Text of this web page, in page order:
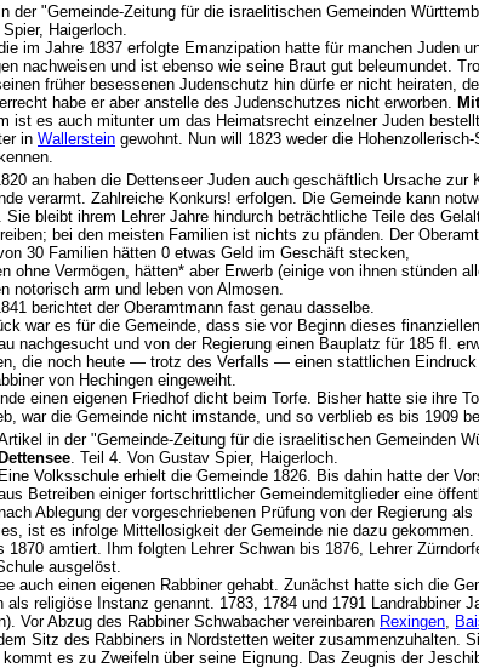
der "Gemeinde-Zeitung für die israelitischen Gemeinden
Haigerloch.
im Jahre 1837 erfolgte Emanzipation hatte für manchen Juden
nachweisen und ist ebenso wie seine Braut gut beleumundet.
früher besessenen Judenschutz hin dürfe er nicht heiraten,
habe er aber anstelle des Judenschutzes nicht erworben.
ist es auch mitunter um das Heimatsrecht einzelner Juden
in Wallerstein gewohnt. Nun will 1823 weder die
an haben die Dettenseer Juden auch geschäftlich Ursache
verarmt. Zahlreiche Konkurs! erfolgen. Die Gemeinde kann
Sie bleibt ihrem Lehrer Jahre hindurch beträchtliche Teile des
bei den meisten Familien ist nichts zu pfänden. Der
30 Familien hätten 0 etwas Geld im Geschäft stecken,
ohne Vermögen, hätten* aber Erwerb (einige von ihnen stünden
notorisch arm und leben von Almosen.
berichtet der Oberamtmann fast genau dasselbe.
war es für die Gemeinde, dass sie vor Beginn dieses
nachgesucht und von der Regierung einen Bauplatz für 185 fl.
die noch heute — trotz des Verfalls — einen stattlichen
von Hechingen eingeweiht.
einen eigenen Fried­hof dicht beim Torfe. Bisher hatte sie ihre
war die Gemeinde nicht imstande, und so verblieb es bis 1909
in der "Gemeinde-Zeitung für die israelitischen Gemeinden
Dettensee. Teil 4. Von Gustav Spier, Haigerloch.
Eine Volksschule erhielt die Gemeinde 1826. Bis dahin hatte der
Betreiben einiger fortschrittlicher Gemeindemitglieder eine
Ablegung der vorgeschriebenen Prüfung von der Regierung
ist es infolge Mittellosigkeit der Gemeinde nie dazu
1870 amtiert. Ihm folgten Lehrer Schwan bis 1876, Lehrer
ausgelöst.
auch einen eigenen Rabbiner gehabt. Zunächst hatte sich die
als religiöse Instanz genannt. 1783, 1784 und 1791 Landrabbiner
Vor Abzug des Rabbiner Schwabacher vereinbaren Rexingen,
Sitz des Rabbiners in Nordstetten weiter zusammenzuhalten.
kommt es zu Zweifeln über seine Eignung. Das Zeugnis der